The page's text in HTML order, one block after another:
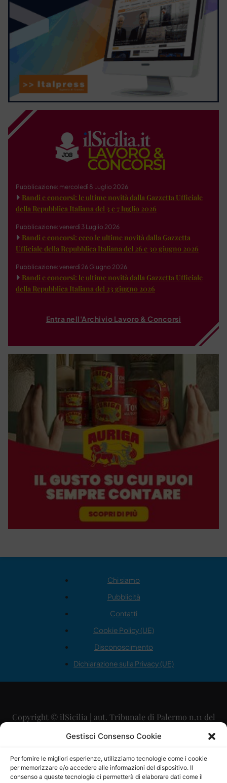
Gestisci Consenso Cookie
Per fornire le migliori esperienze, utilizziamo tecnologie come i cookie
per memorizzare e/o accedere alle informazioni del dispositivo. Il
consenso a queste tecnologie ci permetterà di elaborare dati come il
Pubblicazione: mercoledì 8 Luglio 2026
Bandi e concorsi: le ultime novità dalla Gazzetta Ufficiale
della Repubblica Italiana del 3 e 7 luglio 2026
Pubblicazione: venerdì 3 Luglio 2026
Bandi e concorsi: ecco le ultime novità dalla Gazzetta
Ufficiale della Repubblica Italiana del 26 e 30 giugno 2026
Pubblicazione: venerdì 26 Giugno 2026
Bandi e concorsi: le ultime novità dalla Gazzetta Ufficiale
della Repubblica Italiana del 23 giugno 2026
Entra nell'Archivio Lavoro & Concorsi
Chi siamo
Pubblicità
Contatti
Cookie Policy (UE)
Disconoscimento
Dichiarazione sulla Privacy (UE)
Copyright © ilSicilia | aut. Tribunale di Palermo n.11 del
29/09/2015
Direttore Editoriale: Maurizio Scaglione